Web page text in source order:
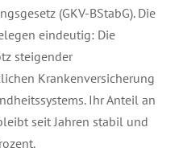
(GKV-BStabG). Die
eindeutig: Die
steigender
Krankenversicherung
Ihr Anteil an
seit Jahren stabil und